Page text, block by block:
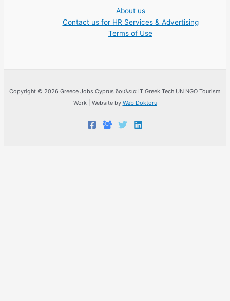
About us
Contact us for HR Services & Advertising
Terms of Use
Copyright © 2026 Greece Jobs Cyprus δουλειά IT Greek Tech UN NGO Tourism
Work | Website by Web Doktoru